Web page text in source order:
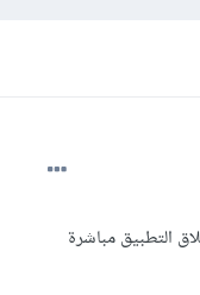
التطبيق مباشرة